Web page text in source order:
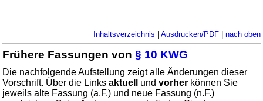
Inhaltsverzeichnis | Ausdrucken/PDF| nach oben
Frühere Fassungen von§ 10 KWG
Die nachfolgende Aufstellung zeigt alle Änderungen dieser
Vorschrift. Über die Linksaktuell undvorher können Sie
jeweils alte Fassung (a.F.) und neue Fassung (n.F.)